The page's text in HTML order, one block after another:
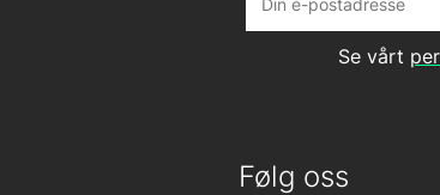
Se vårt
Følg oss